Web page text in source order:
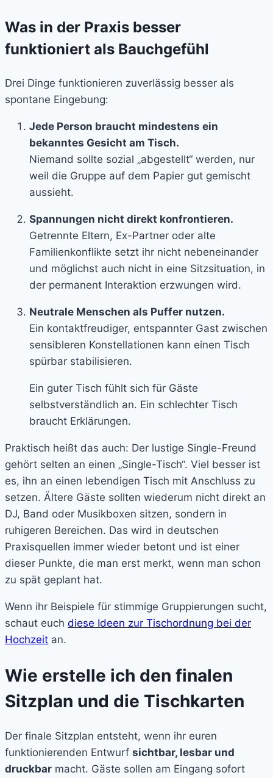
Was in der Praxis besser
funktioniert als Bauchgefühl
Drei Dinge funktionieren zuverlässig besser als
spontane Eingebung:
Jede Person braucht mindestens ein
bekanntes Gesicht am Tisch.
Niemand sollte sozial „abgestellt“ werden, nur
weil die Gruppe auf dem Papier gut gemischt
aussieht.
Spannungen nicht direkt konfrontieren.
Getrennte Eltern, Ex-Partner oder alte
Familienkonflikte setzt ihr nicht nebeneinander
und möglichst auch nicht in eine Sitzsituation, in
der permanent Interaktion erzwungen wird.
Neutrale Menschen als Puffer nutzen.
Ein kontaktfreudiger, entspannter Gast zwischen
sensibleren Konstellationen kann einen Tisch
spürbar stabilisieren.
Ein guter Tisch fühlt sich für Gäste
selbstverständlich an. Ein schlechter Tisch
braucht Erklärungen.
Praktisch heißt das auch: Der lustige Single-Freund
gehört selten an einen „Single-Tisch“. Viel besser ist
es, ihn an einen lebendigen Tisch mit Anschluss zu
setzen. Ältere Gäste sollten wiederum nicht direkt an
DJ, Band oder Musikboxen sitzen, sondern in
ruhigeren Bereichen. Das wird in deutschen
Praxisquellen immer wieder betont und ist einer
dieser Punkte, die man erst merkt, wenn man schon
zu spät geplant hat.
Wenn ihr Beispiele für stimmige Gruppierungen sucht,
schaut euch diese Ideen zur Tischordnung bei der
Hochzeit an.
Wie erstelle ich den finalen
Sitzplan und die Tischkarten
Der finale Sitzplan entsteht, wenn ihr euren
funktionierenden Entwurf sichtbar, lesbar und
druckbar macht. Gäste sollen am Eingang sofort